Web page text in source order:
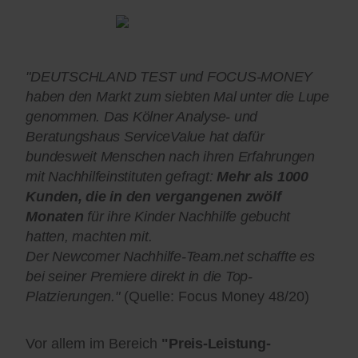
"DEUTSCHLAND TEST und FOCUS-MONEY
haben den Markt zum siebten Mal unter die Lupe
genommen. Das Kölner Analyse- und
Beratungshaus ServiceValue hat dafür
bundesweit Menschen nach ihren Erfahrungen
mit Nachhilfeinstituten gefragt: Mehr als 1000
Kunden, die in den vergangenen zwölf
Monaten für ihre Kinder Nachhilfe gebucht
hatten, machten mit.
Der Newcomer Nachhilfe-Team.net schaffte es
bei seiner Premiere direkt in die Top-
Platzierungen."(Quelle: Focus Money 48/20)
Vor allem im Bereich "Preis-Leistung-